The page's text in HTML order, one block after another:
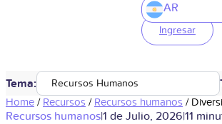
AR
Ingresar
Tema: Recursos Humanos
Home / Recursos / Recursos humanos /
Recursos humanos|1 de Julio, 2026|11